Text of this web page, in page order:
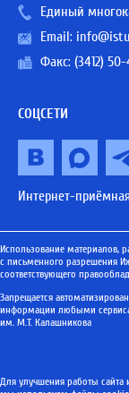
Единый
Email:
Факс: (3412)
СОЦСЕТИ
Интернет-приёмная
Использование материалов,
с письменного разрешения
соответствующего
Запрещается
информации любыми
им. М.Т. Калашникова
Для улучшения работы сайта